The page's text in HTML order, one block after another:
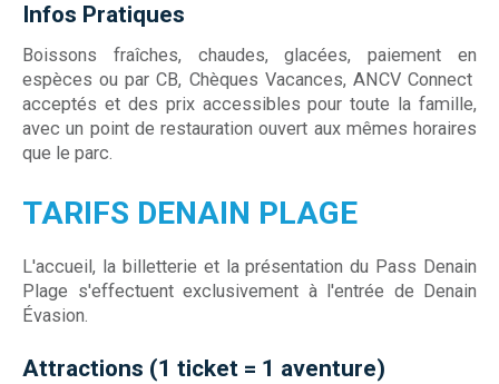
Infos Pratiques
Boissons fraîches, chaudes, glacées, paiement en
espèces ou par CB, Chèques Vacances, ANCV Connect
acceptés et des prix accessibles pour toute la famille,
avec un point de restauration ouvert aux mêmes horaires
que le parc.
TARIFS DENAIN PLAGE
L'accueil, la billetterie et la présentation du Pass Denain
Plage s'effectuent exclusivement à l'entrée de Denain
Évasion.
Attractions (1 ticket = 1 aventure)